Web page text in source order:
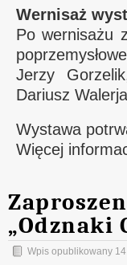
Wernisaż
Po wernisażu
Jerzy
Dariusz
Wystawa
Więcej
„Odznaki
Wpis opublikowany